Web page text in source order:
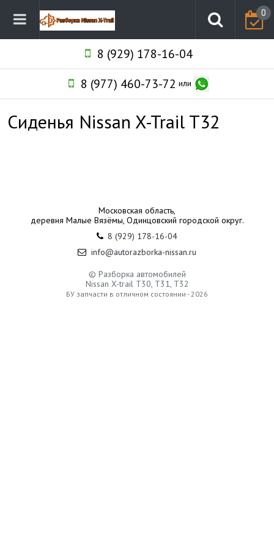
0
8 (929) 178-16-04
8 (977) 460-73-72 или
Сиденья Nissan X-Trail T32
Московская область,
деревня Малые Вязёмы, Одинцовский городской округ.
8 (929) 178-16-04
info@autorazborka-nissan.ru
© Разборка автомобилей
Nissan X-trail T30, T31, T32
БУ запчасти в отличном состоянии - 2026